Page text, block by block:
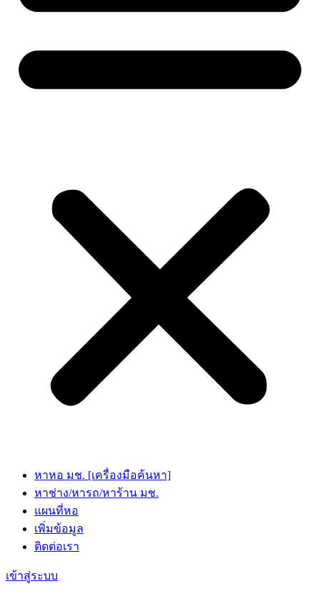
หาหอ มช. [เครื่องมือค้นหา]
หาช่าง/หารถ/หาร้าน มช.
แผนที่หอ
เพิ่มข้อมูล
ติดต่อเรา
เข้าสู่ระบบ